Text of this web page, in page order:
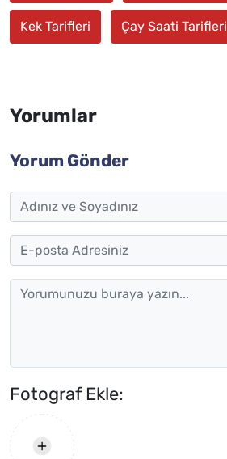
Kek Tarifleri Çay Saati Tarifleri
Yorumlar
Yorum Gönder
Fotograf Ekle: